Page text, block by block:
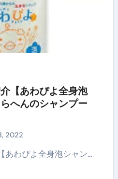
【あわぴよ全身泡
へんのシャンプー
2022
あわぴよ全身泡シャン…